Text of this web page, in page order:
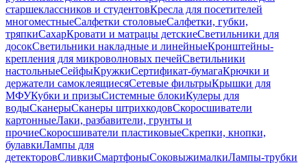
старшеклассников и студентовКресла для посетителей
многоместныеСалфетки столовыеСалфетки, губки,
тряпкиСахарКровати и матрацы детскиеСветильники для
досокСветильники накладные и линейныеКронштейны-
крепления для микроволновых печейСветильники
настольныеСейфыКружкиСертификат-бумагаКрючки и
держатели самоклеящиесяСетевые фильтрыКрышки для
МФУКубки и призыСистемные блокиКулеры для
водыСканерыСканеры штрихкодовСкоросшиватели
картонныеЛаки, разбавители, грунты и
прочиеСкоросшиватели пластиковыеСкрепки, кнопки,
булавкиЛампы для
детекторовСливкиСмартфоныСоковыжималкиЛампы-трубки